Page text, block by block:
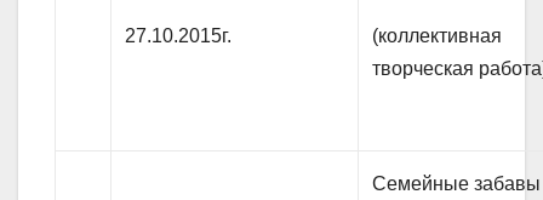
27.10.2015г.
(коллективная
творческая
Семейные забавы